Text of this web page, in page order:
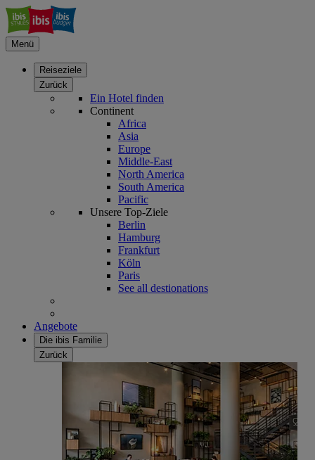
Menü
Reiseziele
Zurück
Ein Hotel finden
Continent
Africa
Asia
Europe
Middle-East
North America
South America
Pacific
Unsere Top-Ziele
Berlin
Hamburg
Frankfurt
Köln
Paris
See all destionations
Angebote
Die ibis Familie
Zurück